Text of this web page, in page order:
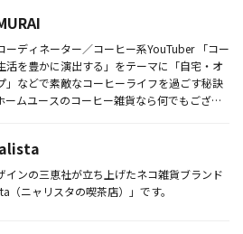
ディネーター／コーヒー系YouTuber 「コー
活を豊かに演出する」をテーマに「自宅・オ
」などで素敵なコーヒーライフを過ごす秘訣
ームユースのコーヒー雑貨なら何でもござ
インの三恵社が立ち上げたネコ雑貨ブランド
（ニャリスタの喫茶店）」です。